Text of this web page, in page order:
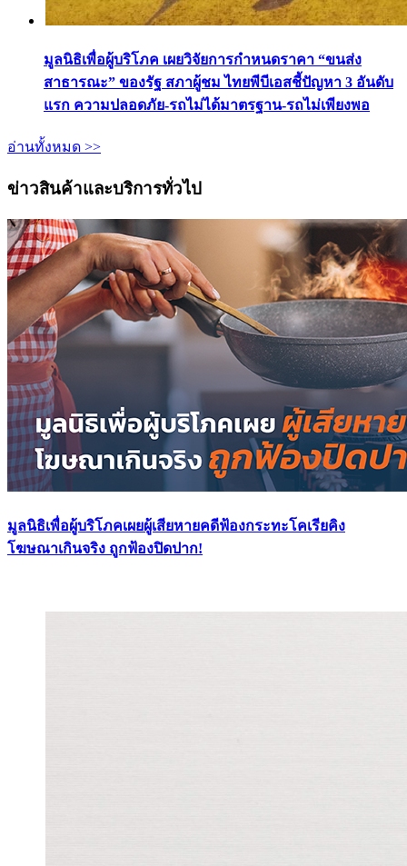
มูลนิธิเพื่อผู้บริโภค เผยวิจัยการกำหนดราคา “ขนส่ง
สาธารณะ” ของรัฐ สภาผู้ชม ไทยพีบีเอสชี้ปัญหา 3 อันดับ
แรก ความปลอดภัย-รถไม่ได้มาตรฐาน-รถไม่เพียงพอ
อ่านทั้งหมด >>
ข่าวสินค้าและบริการทั่วไป
มูลนิธิเพื่อผู้บริโภคเผยผู้เสียหายคดีฟ้องกระทะโคเรียคิง
โฆษณาเกินจริง ถูกฟ้องปิดปาก!